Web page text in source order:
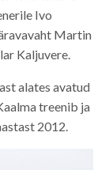
Ivo
Martin
Kaljuvere.
alates avatud
treenib ja
2012.